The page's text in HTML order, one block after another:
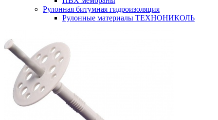
Рулонная битумная гидроизоляция
Рулонные материалы ТЕХНОНИКОЛЬ